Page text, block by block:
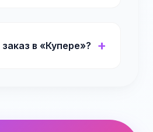
в «Купере»?